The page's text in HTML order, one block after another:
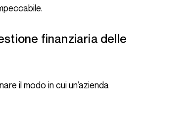
il modo in cui un’azienda